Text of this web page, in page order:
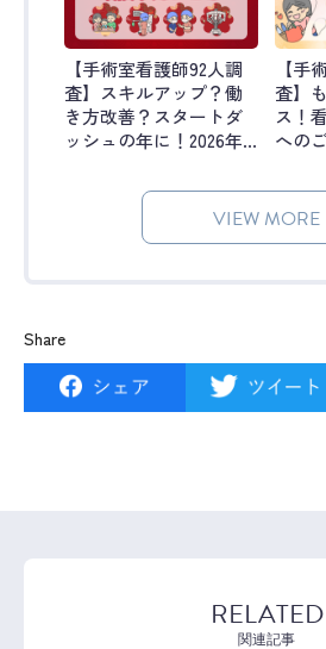
【手術室看護師92人調
査】スキルアップ？働
き方改善？スタートダ
ッシュの年に！2026年
こと｜オペ看ラボ #52
【手
査】
ス！
への
VIEW MORE
Share
RELATED
関連記事